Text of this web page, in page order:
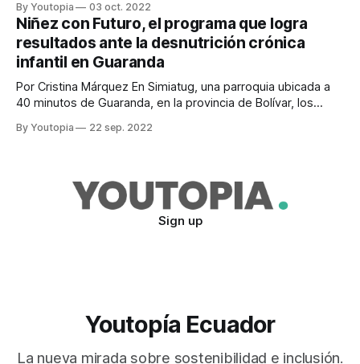
uno de los poblados más pequeños de la provincia de
Bolívar. Es la parroquia más próspera. Allí funcionan ocho
empresas asociativas que generan alrededor
By Youtopia 03 oct. 2022
Niñez con Futuro, el programa que logra
resultados ante la desnutrición crónica
infantil en Guaranda
Por Cristina Márquez En Simiatug, una parroquia ubicada a
40 minutos de Guaranda, en la provincia de Bolívar, los
poblado tienen talla baja. Las autoridades de la parroquia
By Youtopia 22 sep. 2022
Sign up
Youtopía Ecuador
La nueva mirada sobre sostenibilidad e inclusión.